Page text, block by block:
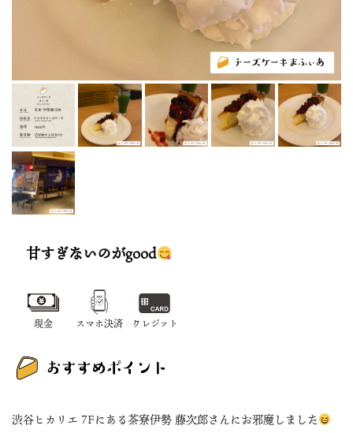
甘すぎないのがgood
現金 スマホ決済 クレジット
渋谷ヒカリエ 7Fにある茶寮伊勢 藤次郎さんにお邪魔しました